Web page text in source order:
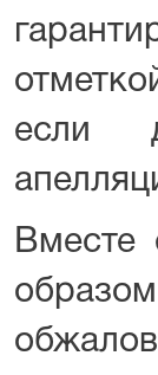
если
Вместе